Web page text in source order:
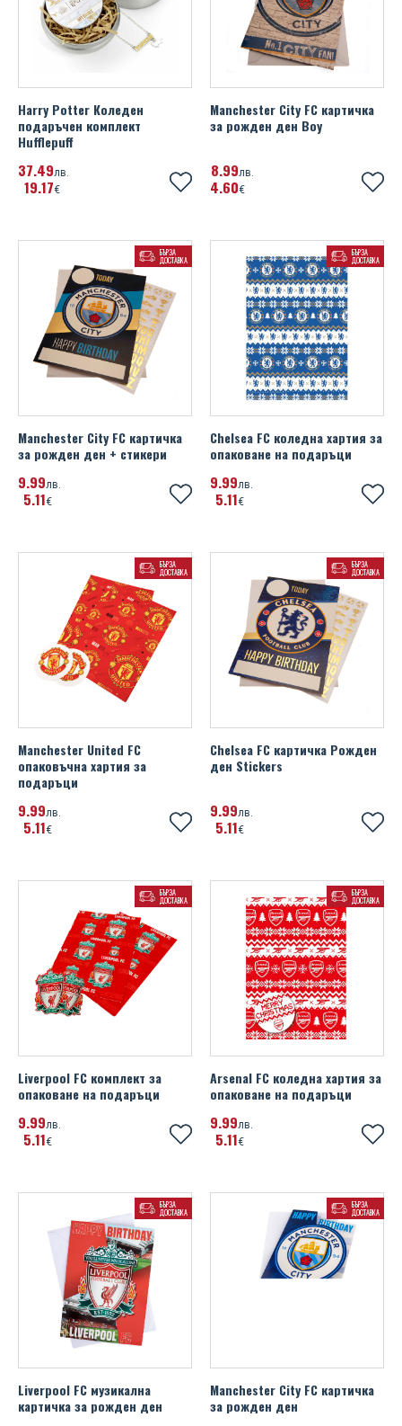
Harry Potter Коледен
подаръчен комплект
Hufflepuff
37 49лв.
19 17€
Manchester City FC картичка
за рожден ден Boy
8 99лв.
4 60€
БЪРЗА
ДОСТАВКА
Manchester City FC картичка
за рожден ден + стикери
9 99лв.
5 11€
БЪРЗА
ДОСТАВКА
Chelsea FC коледна хартия за
опаковане на подаръци
9 99лв.
5 11€
БЪРЗА
ДОСТАВКА
Manchester United FC
опаковъчна хартия за
подаръци
9 99лв.
5 11€
БЪРЗА
ДОСТАВКА
Chelsea FC картичка Рожден
ден Stickers
9 99лв.
5 11€
БЪРЗА
ДОСТАВКА
Liverpool FC комплект за
опаковане на подаръци
9 99лв.
5 11€
БЪРЗА
ДОСТАВКА
Arsenal FC коледна хартия за
опаковане на подаръци
9 99лв.
5 11€
БЪРЗА
ДОСТАВКА
Liverpool FC музикална
картичка за рожден ден
БЪРЗА
ДОСТАВКА
Manchester City FC картичка
за рожден ден